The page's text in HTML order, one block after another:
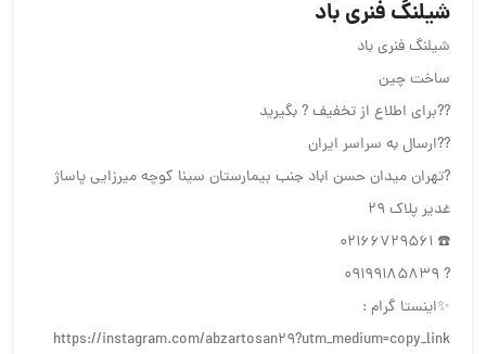
شیلنگ فنری باد
شیلنگ فنری باد
ساخت چین
??برای اطلاع از تخفیف ? بگیرید
??ارسال به سراسر ایران
?تهران میدان حسن اباد جنب بیمارستان سینا کوچه میرزایی پاساژ
غدیر پلاک 29
☎️ 02166729561
? 09199185839
✨اینستا گرام :
https://instagram.com/abzartosan29?utm_medium=copy_link